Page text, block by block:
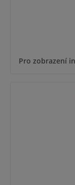
Pro zobrazení